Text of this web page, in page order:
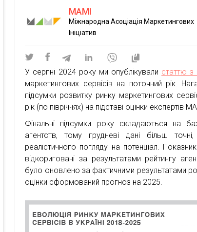
MAMI
Міжнародна Асоціація Маркетингових
Ініціатив
У серпні 2024 року ми опублікували статтю з
маркетингових сервісів на поточний рік.
підсумки розвитку ринку маркетингових
рік (по півріччях) на підставі оцінки експертів
Фінальні підсумки року складаються на
агентств, тому грудневі дані більш
реалістичного погляду на потенціал.
відкориговані за результатами рейтингу
було оновлено за фактичними результатами
оцінки сформований прогноз на 2025.